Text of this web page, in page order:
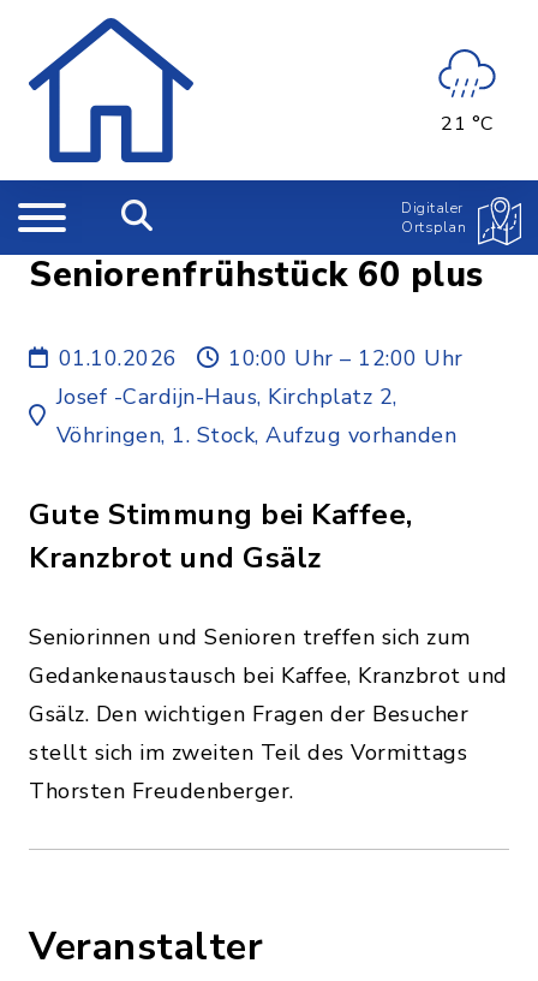
21 °C
Digitaler
Ortsplan
Seniorenfrühstück 60 plus
01.10.2026
10:00 Uhr – 12:00 Uhr
Josef -Cardijn-Haus, Kirchplatz 2,
Vöhringen, 1. Stock, Aufzug vorhanden
Gute Stimmung bei Kaffee,
Kranzbrot und Gsälz
Seniorinnen und Senioren treffen sich zum
Gedankenaustausch bei Kaffee, Kranzbrot und
Gsälz. Den wichtigen Fragen der Besucher
stellt sich im zweiten Teil des Vormittags
Thorsten Freudenberger.
Veranstalter